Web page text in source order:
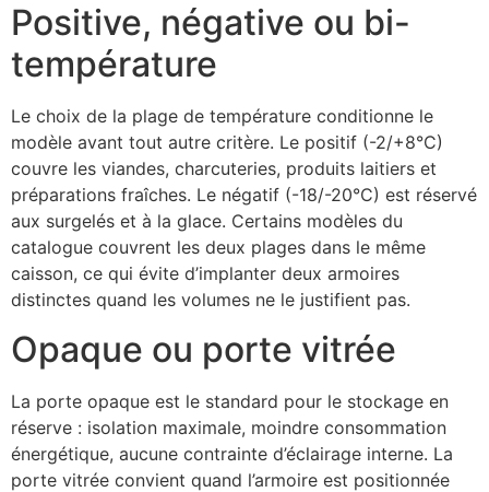
Positive, négative ou bi-
température
Le choix de la plage de température conditionne le
modèle avant tout autre critère. Le positif (-2/+8°C)
couvre les viandes, charcuteries, produits laitiers et
préparations fraîches. Le négatif (-18/-20°C) est réservé
aux surgelés et à la glace. Certains modèles du
catalogue couvrent les deux plages dans le même
caisson, ce qui évite d’implanter deux armoires
distinctes quand les volumes ne le justifient pas.
Opaque ou porte vitrée
La porte opaque est le standard pour le stockage en
réserve : isolation maximale, moindre consommation
énergétique, aucune contrainte d’éclairage interne. La
porte vitrée convient quand l’armoire est positionnée